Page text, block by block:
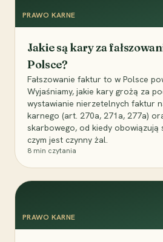
PRAWO KARNE
Jakie są kary za
Polsce?
Fałszowanie faktur to w Polsce
Wyjaśniamy, jakie kary grożą za
wystawianie nierzetelnych faktur
karnego (art. 270a, 271a, 277a)
skarbowego, od kiedy obowiązują
czym jest czynny żal.
8 min czytania
PRAWO KARNE